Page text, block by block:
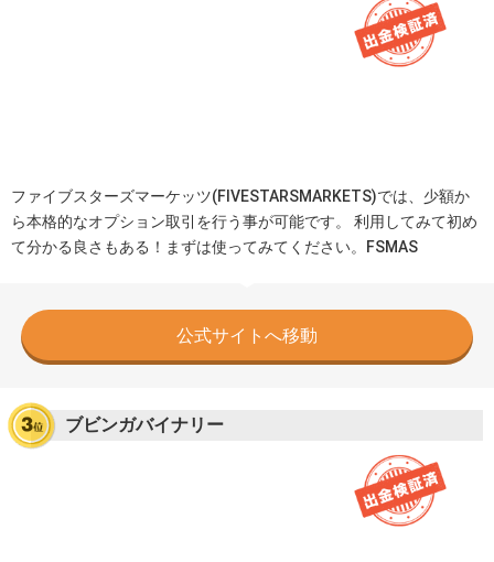
ファイブスターズマーケッツ(FIVESTARSMARKETS)では、少額か
ら本格的なオプション取引を行う事が可能です。 利用してみて初め
て分かる良さもある！まずは使ってみてください。FSMAS
公式サイトへ移動
ブビンガバイナリー